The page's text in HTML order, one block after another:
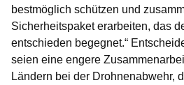
bestmöglich schützen und
Sicherheitspaket erarbeiten, das
entschieden begegnet.“
seien eine engere
Ländern bei der Drohnenabwehr,